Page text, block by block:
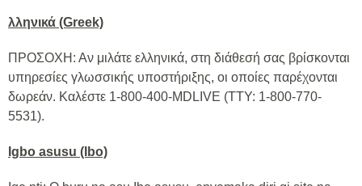
λληνικά (Greek)
ΠΡΟΣΟΧΗ: Αν μιλάτε ελληνικά, στη διάθεσή σας βρίσκονται
υπηρεσίες γλωσσικής υποστήριξης, οι οποίες παρέχονται
δωρεάν. Καλέστε 1-800-400-MDLIVE (TTY: 1-800-770-
5531).
Igbo asusu (Ibo)